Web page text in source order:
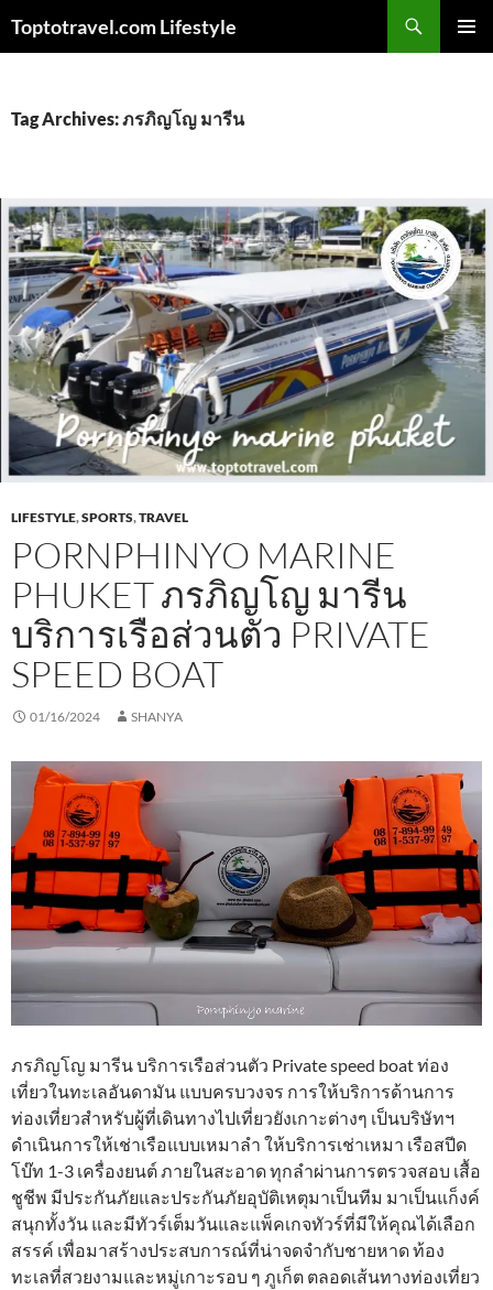
Toptotravel.com Lifestyle
Tag Archives: ภรภิญโญ มารีน
LIFESTYLE,SPORTS,TRAVEL
PORNPHINYO MARINE
PHUKET ภรภิญโญ มารีน
บริการเรือส่วนตัว PRIVATE
SPEED BOAT
01/16/2024 SHANYA
ภรภิญโญ มารีน บริการเรือส่วนตัว Private speed boat ท่อง
เที่ยวในทะเลอันดามัน แบบครบวงจร การให้บริการด้านการ
ท่องเที่ยวสำหรับผู้ที่เดินทางไปเที่ยวยังเกาะต่างๆ เป็นบริษัทฯ
ดำเนินการให้เช่าเรือแบบเหมาลำ ให้บริการเช่าเหมา เรือสปีด
โบ๊ท 1-3 เครื่องยนต์ ภายในสะอาด ทุกลำผ่านการตรวจสอบ เสื้อ
ชูชีพ มีประกันภัยและประกันภัยอุบัติเหตุมาเป็นทีม มาเป็นแก็งค์
สนุกทั้งวัน และมีทัวร์เต็มวันและแพ็คเกจทัวร์ที่มีให้คุณได้เลือก
สรรค์ เพื่อมาสร้างประสบการณ์ที่น่าจดจำกับชายหาด ท้อง
ทะเลที่สวยงามและหมู่เกาะรอบ ๆ ภูเก็ต ตลอดเส้นทางท่องเที่ยว